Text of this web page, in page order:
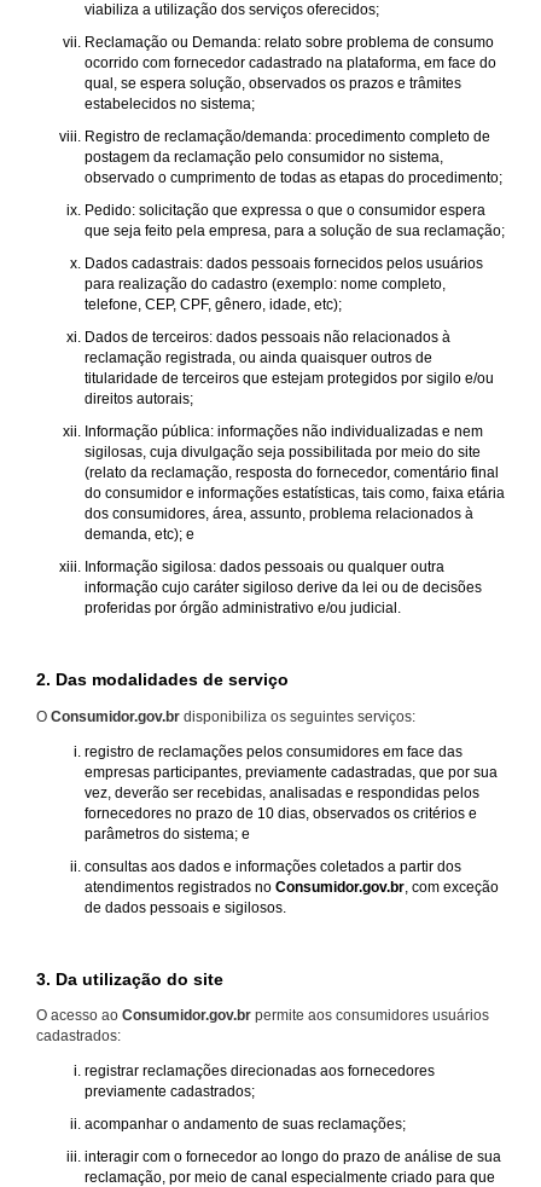
viabiliza a utilização dos serviços oferecidos;
Reclamação ou Demanda: relato sobre problema de consumo
ocorrido com fornecedor cadastrado na plataforma, em face do
qual, se espera solução, observados os prazos e trâmites
estabelecidos no sistema;
Registro de reclamação/demanda: procedimento completo de
postagem da reclamação pelo consumidor no sistema,
observado o cumprimento de todas as etapas do procedimento;
Pedido: solicitação que expressa o que o consumidor espera
que seja feito pela empresa, para a solução de sua reclamação;
Dados cadastrais: dados pessoais fornecidos pelos usuários
para realização do cadastro (exemplo: nome completo,
telefone, CEP, CPF, gênero, idade, etc);
Dados de terceiros: dados pessoais não relacionados à
reclamação registrada, ou ainda quaisquer outros de
titularidade de terceiros que estejam protegidos por sigilo e/ou
direitos autorais;
Informação pública: informações não individualizadas e nem
sigilosas, cuja divulgação seja possibilitada por meio do site
(relato da reclamação, resposta do fornecedor, comentário final
do consumidor e informações estatísticas, tais como, faixa etária
dos consumidores, área, assunto, problema relacionados à
demanda, etc); e
Informação sigilosa: dados pessoais ou qualquer outra
informação cujo caráter sigiloso derive da lei ou de decisões
proferidas por órgão administrativo e/ou judicial.
2. Das modalidades de serviço
O Consumidor.gov.br disponibiliza os seguintes serviços:
registro de reclamações pelos consumidores em face das
empresas participantes, previamente cadastradas, que por sua
vez, deverão ser recebidas, analisadas e respondidas pelos
fornecedores no prazo de 10 dias, observados os critérios e
parâmetros do sistema; e
consultas aos dados e informações coletados a partir dos
atendimentos registrados no Consumidor.gov.br , com exceção
de dados pessoais e sigilosos.
3. Da utilização do site
O acesso ao Consumidor.gov.br permite aos consumidores usuários
cadastrados:
registrar reclamações direcionadas aos fornecedores
previamente cadastrados;
acompanhar o andamento de suas reclamações;
interagir com o fornecedor ao longo do prazo de análise de sua
reclamação, por meio de canal especialmente criado para que